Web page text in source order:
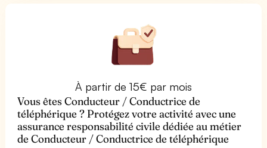
À partir de 15€ par mois
Vous êtes Conducteur / Conductrice de
téléphérique ? Protégez votre activité avec une
assurance responsabilité civile dédiée au métier
de Conducteur / Conductrice de téléphérique